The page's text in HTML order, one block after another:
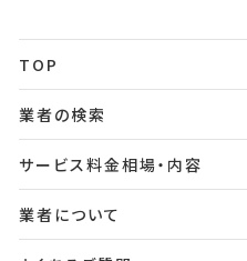
TOP
業者の検索
サービス料金相場・内容
業者について